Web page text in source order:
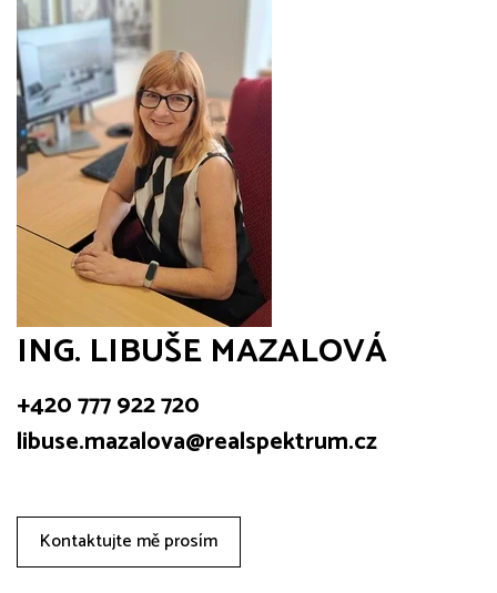
ING. LIBUŠE MAZALOVÁ
+420 777 922 720
libuse.mazalova@realspektrum.cz
Kontaktujte mě prosím